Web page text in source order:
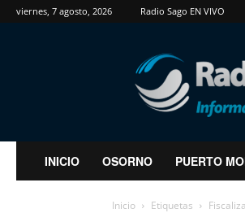
viernes, 7 agosto, 2026 Radio Sago EN VIVO
RadioSago
INICIO OSORNO PUERTO
Inicio Etiquetas